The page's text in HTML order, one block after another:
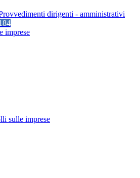
dirigenti - amministrativi
imprese
sulle imprese